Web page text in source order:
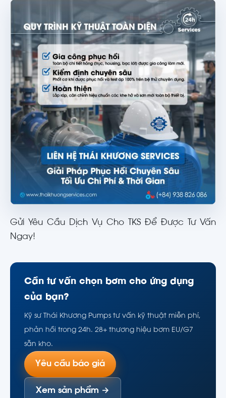
Gửi Yêu Cầu Dịch Vụ Cho TKS Để Được Tư Vấn
Ngay!
Cần tư vấn chọn bơm cho ứng dụng
của bạn?
Kỹ sư Thái Khương Pumps tư vấn kỹ thuật miễn phí,
phản hồi trong 24h. 28+ thương hiệu bơm EU/G7
sẵn kho.
Yêu cầu báo giá
Xem sản phẩm →